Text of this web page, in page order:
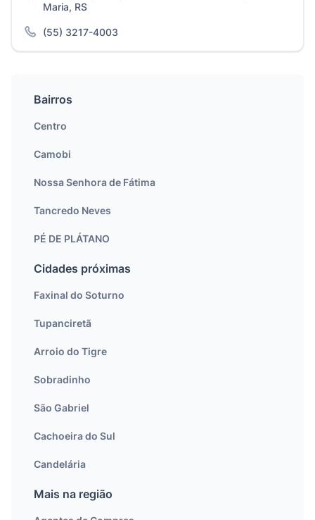
Maria, RS
(55) 3217-4003
Bairros
Centro
Camobi
Nossa Senhora de Fátima
Tancredo Neves
PÉ DE PLÁTANO
Cidades próximas
Faxinal do Soturno
Tupanciretã
Arroio do Tigre
Sobradinho
São Gabriel
Cachoeira do Sul
Candelária
Mais na região